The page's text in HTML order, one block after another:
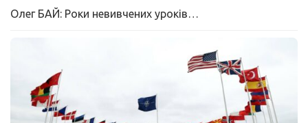
Олег БАЙ: Роки невивчених уроків…